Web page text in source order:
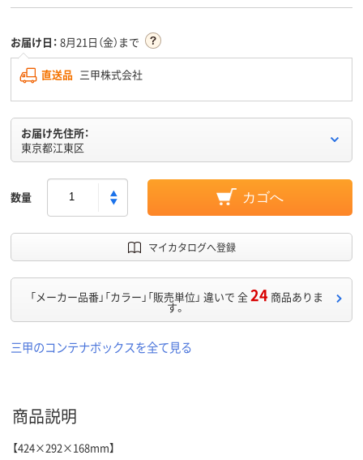
お届け日： 8月21日（金）まで
直送品 三甲株式会社
お届け先住所：
東京都江東区
数量 カゴへ
マイカタログへ登録
「メーカー品番」「カラー」「販売単位」 違いで 全24 商品ありま
す。
三甲のコンテナボックスを全て見る
商品説明
【424×292×168mm】